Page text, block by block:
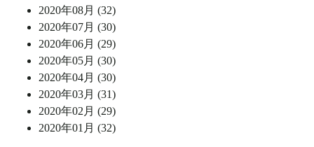
2020年08月 (32)
2020年07月 (30)
2020年06月 (29)
2020年05月 (30)
2020年04月 (30)
2020年03月 (31)
2020年02月 (29)
2020年01月 (32)